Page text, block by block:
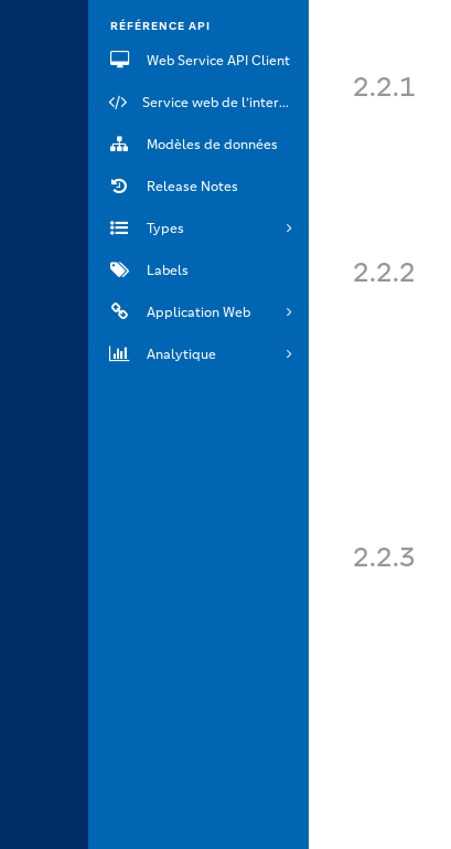
RÉFÉRENCE API
Web Service API Client
Service web de l’interface API
Modèles de données
Release Notes
Types
Labels
Application Web
Analytique
2.2.1
2.2.2
2.2.3